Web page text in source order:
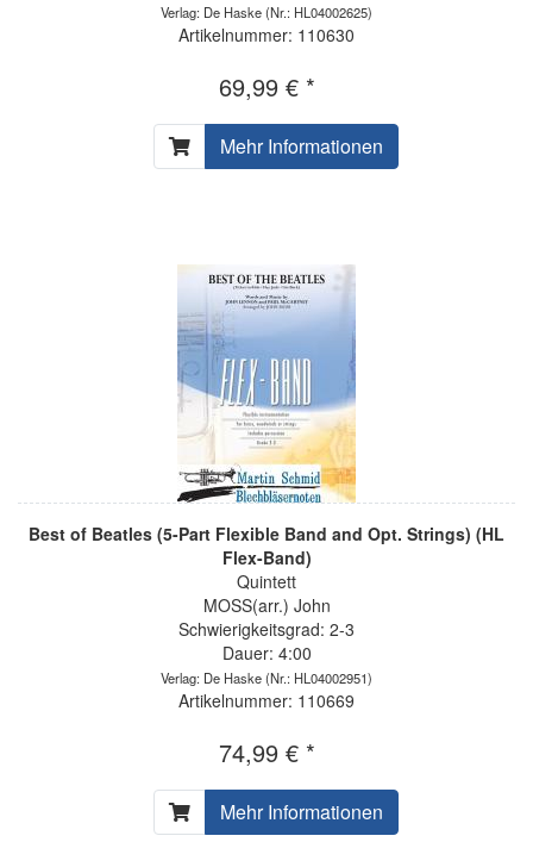
Verlag: De Haske(Nr.: HL04002625)
Artikelnummer: 110630
69,99 € *
Mehr Informationen
Best of Beatles (5-Part Flexible Band and Opt. Strings) (HL
Flex-Band)
Quintett
MOSS(arr.) John
Schwierigkeitsgrad: 2-3
Dauer: 4:00
Verlag: De Haske(Nr.: HL04002951)
Artikelnummer: 110669
74,99 € *
Mehr Informationen